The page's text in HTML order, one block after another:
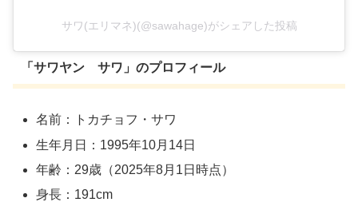
サワ(エリマネ)(@sawahage)がシェアした投稿
「サワヤン サワ」のプロフィール
名前：トカチョフ・サワ
生年月日：1995年10月14日
年齢：29歳（2025年8月1日時点）
身長：191cm